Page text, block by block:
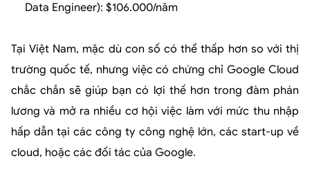
Data Engineer): $106.000/năm
Tại Việt Nam, mặc dù con số có thể thấp hơn so với thị
trường quốc tế, nhưng việc có chứng chỉ Google Cloud
chắc chắn sẽ giúp bạn có lợi thế hơn trong đàm phán
lương và mở ra nhiều cơ hội việc làm với mức thu nhập
hấp dẫn tại các công ty công nghệ lớn, các start-up về
cloud, hoặc các đối tác của Google.